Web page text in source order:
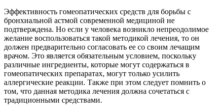
Эффективность гомеопатических средств для борьбы с
бронхиальной астмой современной медициной не
подтверждена. Но если у человека возникло непреодолимое
желание воспользоваться такой методикой лечения, то он
должен предварительно согласовать ее со своим лечащим
врачом. Это является обязательным условием, поскольку
различные ингредиенты, которые могут содержаться в
гомеопатических препаратах, могут только усилить
аллергические реакции. Также при этом следует помнить о
том, что данная методика лечения должна сочетаться с
традиционными средствами.